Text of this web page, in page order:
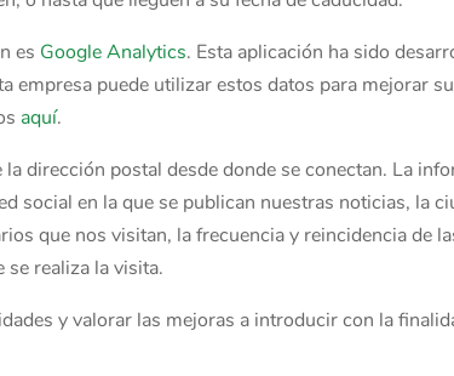
es Google Analytics. Esta aplicación ha sido
empresa puede utilizar estos datos para mejorar
aquí.
dirección postal desde donde se conectan. La
social en la que se publican nuestras noticias, la
que nos visitan, la frecuencia y reincidencia de
realiza la visita.
y valorar las mejoras a introducir con la